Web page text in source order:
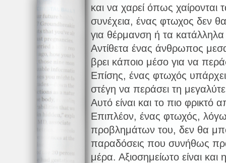
και να χαρεί όπως χαίρονται
συνέχεια, ένας φτωχος δεν
για θέρμανση ή τα κατάλληλα
Αντίθετα ένας άνθρωπος
βρει κάποιο μέσο για να
Επίσης, ένας φτωχός
στέγη να περάσει τη
Αυτό είναι και το πιο φρικτό
Επιπλέον, ένας φτωχός,
προβλημάτων του, δεν θα
παραδόσεις που συνήθως
μέρα. Αξιοσημείωτο είναι